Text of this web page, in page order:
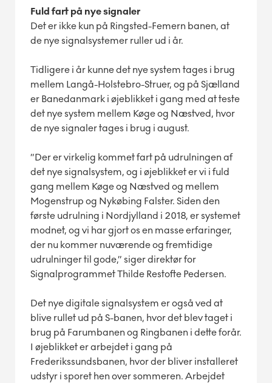
Fuld fart på nye signaler
Det er ikke kun på Ringsted-Femern banen, at
de nye signalsystemer ruller ud i år.
Tidligere i år kunne det nye system tages i brug
mellem Langå-Holstebro-Struer, og på Sjælland
er Banedanmark i øjeblikket i gang med at teste
det nye system mellem Køge og Næstved, hvor
de nye signaler tages i brug i august.
”Der er virkelig kommet fart på udrulningen af
det nye signalsystem, og i øjeblikket er vi i fuld
gang mellem Køge og Næstved og mellem
Mogenstrup og Nykøbing Falster. Siden den
første udrulning i Nordjylland i 2018, er systemet
modnet, og vi har gjort os en masse erfaringer,
der nu kommer nuværende og fremtidige
udrulninger til gode,” siger direktør for
Signalprogrammet Thilde Restofte Pedersen.
Det nye digitale signalsystem er også ved at
blive rullet ud på S-banen, hvor det blev taget i
brug på Farumbanen og Ringbanen i dette forår.
I øjeblikket er arbejdet i gang på
Frederikssundsbanen, hvor der bliver installeret
udstyr i sporet hen over sommeren. Arbejdet